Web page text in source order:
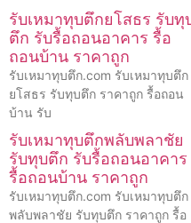
รับเหมาทุบตึกยโสธร รับทุ
ตึก รับรื้อถอนอาคาร รื้อ
ถอนบ้าน ราคาถูก
รับเหมาทุบตึก.com รับเหมาทุบตึก
ยโสธร รับทุบตึก ราคาถูก รื้อถอน
บ้าน รับ
รับเหมาทุบตึกพลับพลาชัย
รับทุบตึก รับรื้อถอนอาคาร
รื้อถอนบ้าน ราคาถูก
รับเหมาทุบตึก.com รับเหมาทุบตึก
พลับพลาชัย รับทุบตึก ราคาถูก รื้อ